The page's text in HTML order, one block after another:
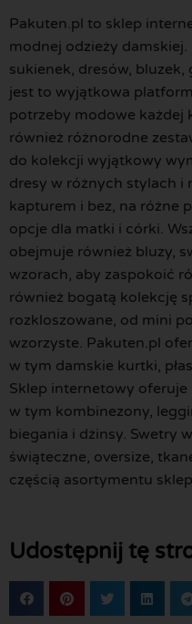
Pakuten.pl to sklep
modnej odzieży
sukienek, dresów,
jest to wyjątkowa
potrzeby modowe każdej
również różnorodne
do kolekcji wyjątkowy
dresy w różnych stylach i
kapturem i bez, na różne
opcje dla matki i córki.
obejmuje również bluzy,
wzorach, aby zaspokoić
również bogatą kolekcję
rozkloszowane, od mini
wzorzyste. Pakuten.pl
w tym damskie kurtki,
Sklep internetowy
w tym kombinezony,
biegania i dżinsy. Swetry
świąteczne, oversize,
częścią asortymentu
Udostępnij tę